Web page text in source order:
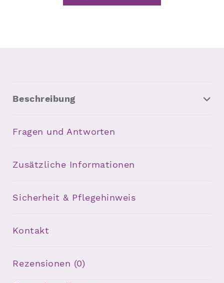
Beschreibung
Fragen und Antworten
Zusätzliche Informationen
Sicherheit & Pflegehinweis
Kontakt
Rezensionen (0)